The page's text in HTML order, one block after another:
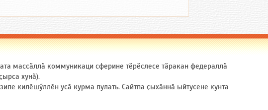
массӑллӑ коммуникаци сферине тӗрӗслесе тӑракан федераллӑ
хунӑ).
килӗшӳллӗн усӑ курма пулать. Сайтпа ҫыхӑннӑ ыйтусене кунта